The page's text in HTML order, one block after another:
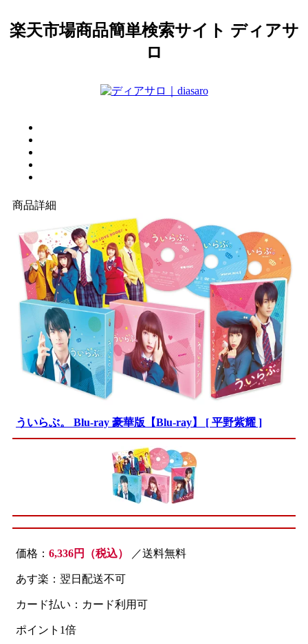
楽天市場商品簡単検索サイト ディアサ
ロ
商品詳細
ういらぶ。 Blu-ray 豪華版【Blu-ray】 [ 平野紫耀 ]
価格： 6,336円（税込） ／送料無料
あす楽：翌日配送不可
カード払い：カード利用可
ポイント1倍